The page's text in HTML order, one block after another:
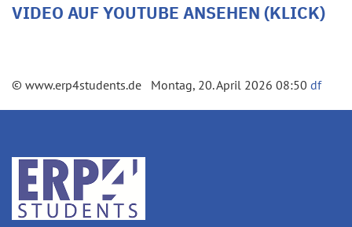
VIDEO AUF YOUTUBE ANSEHEN (KLICK)
© www.erp4students.de Montag, 20. April 2026 08:50 df